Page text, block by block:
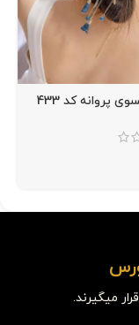
پروانه کد 433
میگیرند.